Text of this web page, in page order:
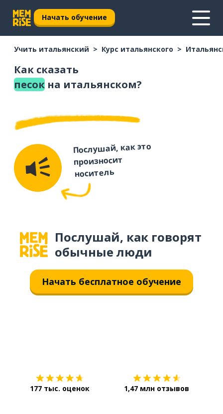
Начать обучение
Учить итальянский Курс итальянского
Как сказать
песок на итальянском?
Послушай, как это
произносит
носитель
Послушай, как говорят
обычные люди
Начать бесплатное обучение
177 тыс. оценок 1,47 млн отзывов